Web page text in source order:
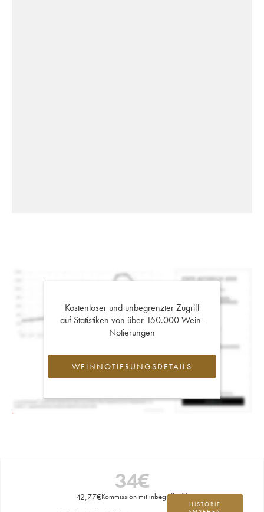
Kostenloser und unbegrenzter Zugriff
auf Statistiken von über 150.000 Wein-
Notierungen
WEINNOTIERUNGSDETAILS
34€
42,77€Kommission mit inbegriffen
HISTORIE